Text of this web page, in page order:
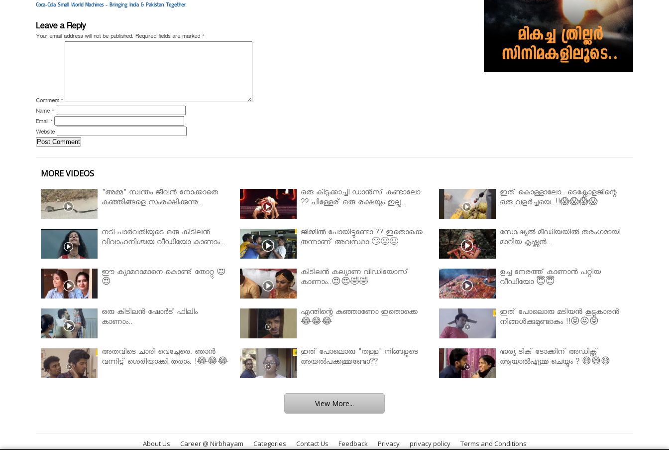
Coca-Cola Small World Machines - Bringing India & Pakistan Together
Leave a Reply
Your email address will not be published. Required fields are marked *
Comment *
Name *
Email *
Website
MORE VIDEOS
"അമ്മ" സ്വന്തം ജീവൻ നോക്കാതെ
കുഞ്ഞിങ്ങളെ സംരക്ഷിക്കുന്നു..
ഒരു കിടുക്കാച്ചി ഡാൻസ് കണ്ടാലോ
?? പിള്ളേര് ഒരു രക്ഷയും ഇല്ല..
ഇത് കൊള്ളാലോ.. ടെക്നോളജിന്റെ
ഒരു വളർച്ചയെ..!!😱😱😱😱
നടി പാർവതിയുടെ ഒരു കിടിലൻ
വിവാഹനിശ്ചയ വീഡിയോ കാണാം..
ജിമ്മിൽ പോയിട്ടുണ്ടോ ?? ഇതൊക്കെ
തന്നാണ് അവസ്ഥാ 🙄😣😣
സോഷ്യൽ മീഡിയയിൽ തരംഗമായി
മാറിയ കൃഷ്ണൻ..
ഈ ക്യാമറാമാനെ കൊണ്ട് തോറ്റു 😍
😍
കിടിലൻ കല്യാണ വീഡിയോസ്
കാണാം..😍😍🤣🤣
ഉച്ച നേരത്ത് കാണാൻ പറ്റിയ
വീഡിയോ 😇😇
ഒരു കിടിലൻ ഷോർട് ഫിലിം
കാണാം..
എന്തിന്റെ കുഞ്ഞാണോ ഇതൊക്കെ
😂😂😂
ഇത് പോലൊരു മടിയൻ കൂട്ടുകാരൻ
നിങ്ങൾക്കുമുണ്ടാകും !!😝😝😝
അതവിടെ ചാരി വെച്ചേരെ. ഞാൻ
വന്നിട്ട് ശെരിയാക്കി തരാം. !😂😂😂
ഇത് പോലൊരു "തള്ള" നിങ്ങളുടെ
അയല്‍പക്കത്തുണ്ടോ??
ഭാര്യ ടിക് ടോക്കിന് അഡിക്റ്റ്
ആയാൽഎന്തു ചെയ്യും ? 😅😅😅
View More...
About Us Career @ Nirbhayam Categories Contact Us Feedback Privacy privacy policy Terms and Conditions